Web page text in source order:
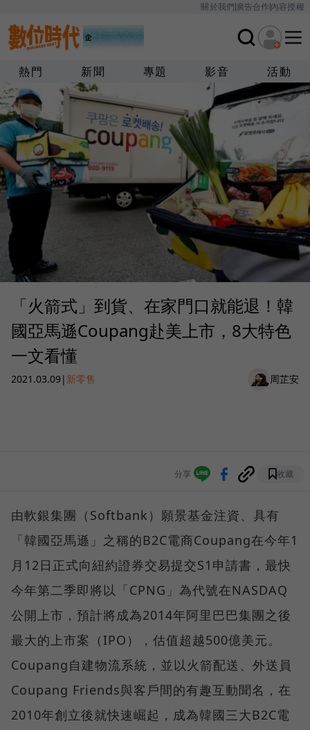
關於我們廣告合作內容授權
熱門 新聞 專題 影音 活動
「火箭式」到貨、在家門口就能退！韓
國亞馬遜Coupang赴美上市，8大特色
一文看懂
2021.03.09| 新零售 周芷安
分享 收藏
由軟銀集團（Softbank）願景基金注資、具有
「韓國亞馬遜」之稱的B2C電商Coupang在今年1
月12日正式向紐約證券交易提交S1申請書，最快
今年第二季即將以「CPNG」為代號在NASDAQ
公開上市，預計將成為2014年阿里巴巴集團之後
最大的上市案（IPO），估值超越500億美元。
Coupang自建物流系統，並以火箭配送、外送員
Coupang Friends與客戶間的有趣互動聞名，在
2010年創立後就快速崛起，成為韓國三大B2C電